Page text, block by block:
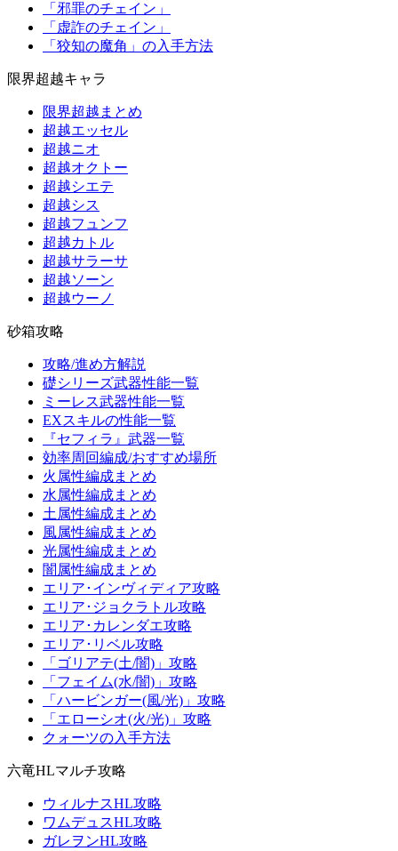
「邪罪のチェイン」
「虚詐のチェイン」
「狡知の魔角」の入手方法
限界超越キャラ
限界超越まとめ
超越エッセル
超越ニオ
超越オクトー
超越シエテ
超越シス
超越フュンフ
超越カトル
超越サラーサ
超越ソーン
超越ウーノ
砂箱攻略
攻略/進め方解説
礎シリーズ武器性能一覧
ミーレス武器性能一覧
EXスキルの性能一覧
『セフィラ』武器一覧
効率周回編成/おすすめ場所
火属性編成まとめ
水属性編成まとめ
土属性編成まとめ
風属性編成まとめ
光属性編成まとめ
闇属性編成まとめ
エリア･インヴィディア攻略
エリア･ジョクラトル攻略
エリア･カレンダエ攻略
エリア･リベル攻略
「ゴリアテ(土/闇)」攻略
「フェイム(水/闇)」攻略
「ハービンガー(風/光)」攻略
「エローシオ(火/光)」攻略
クォーツの入手方法
六竜HLマルチ攻略
ウィルナスHL攻略
ワムデュスHL攻略
ガレヲンHL攻略